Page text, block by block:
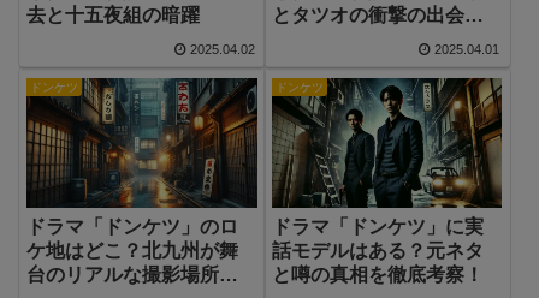
去と十五夜組の暗躍
2025.04.02
とタツオの衝撃の出会い
2025.04.01
ドンケツ
ドラマ「ドンケツ」のロ
ケ地はどこ？北九州が舞
台のリアルな撮影場所ま
ドンケツ
ドラマ「ドンケツ」に実
話モデルはある？元ネタ
と噂の真相を徹底考察！